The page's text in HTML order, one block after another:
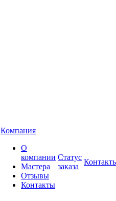
Компания
О
компании
Мастера
Отзывы
Контакты
Статус
заказа